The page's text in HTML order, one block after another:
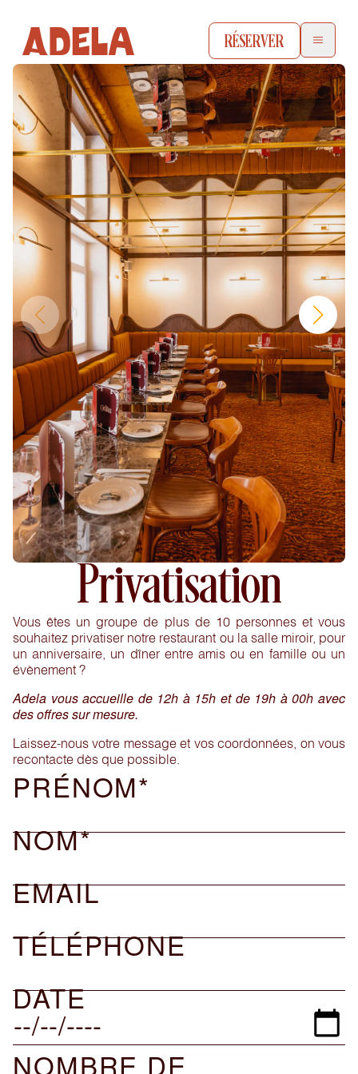
RÉSERVER
Privatisation
Vous êtes un groupe de plus de 10 personnes et vous
souhaitez privatiser notre restaurant ou la salle miroir, pour
un anniversaire, un dîner entre amis ou en famille ou un
évènement ?
Adela vous accueille de 12h à 15h et de 19h à 00h avec
des offres sur mesure.
Laissez-nous votre message et vos coordonnées, on vous
recontacte dès que possible.
PRÉNOM*
NOM*
EMAIL
TÉLÉPHONE
DATE
NOMBRE DE